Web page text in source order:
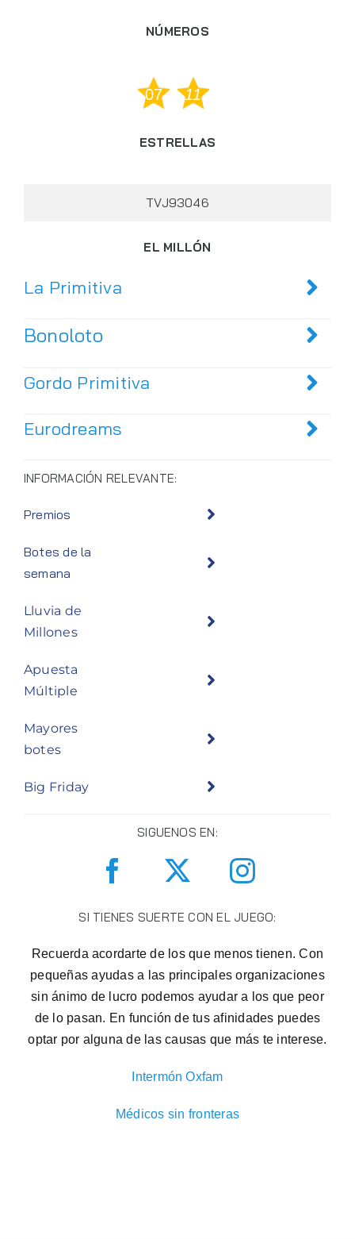
NÚMEROS
07 11
ESTRELLAS
TVJ93046
EL MILLÓN
La Primitiva
Bonoloto
Gordo Primitiva
Eurodreams
INFORMACIÓN RELEVANTE:
Premios
Botes de la
semana
Lluvia de
Millones
Apuesta
Múltiple
Mayores
botes
Big Friday
SIGUENOS EN:
SI TIENES SUERTE CON EL JUEGO:
Recuerda acordarte de los que menos tienen. Con
pequeñas ayudas a las principales organizaciones
sin ánimo de lucro podemos ayudar a los que peor
de lo pasan. En función de tus afinidades puedes
optar por alguna de las causas que más te interese.
Intermón Oxfam
Médicos sin fronteras